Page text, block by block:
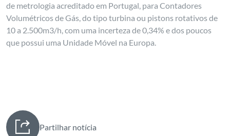
de metrologia acreditado em Portugal, para Contadores
Volumétricos de Gás, do tipo turbina ou pistons rotativos de
10 a 2.500m3/h, com uma incerteza de 0,34% e dos poucos
que possui uma Unidade Móvel na Europa.
Partilhar notícia